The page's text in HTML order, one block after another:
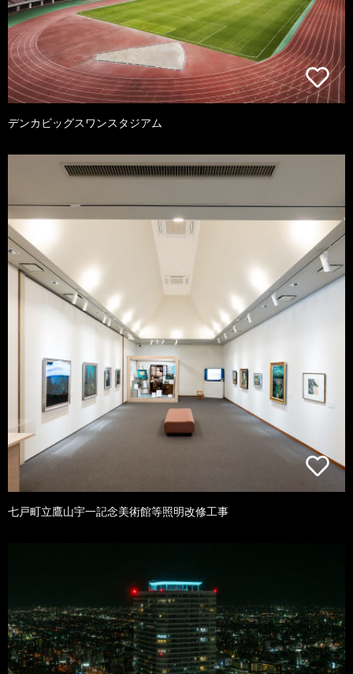
デンカビッグスワンスタジアム
七戸町立鷹山宇一記念美術館等照明改修工事